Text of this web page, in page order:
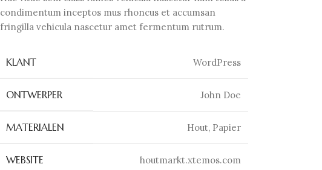
condimentum inceptos mus rhoncus et accumsan
fringilla vehicula nascetur amet fermentum rutrum.
KLANT WordPress
ONTWERPER John Doe
MATERIALEN Hout, Papier
WEBSITE houtmarkt.xtemos.com